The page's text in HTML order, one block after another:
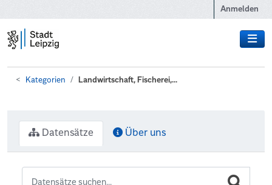
Anmelden
Kategorien Landwirtschaft, Fischerei,...
Datensätze Über uns